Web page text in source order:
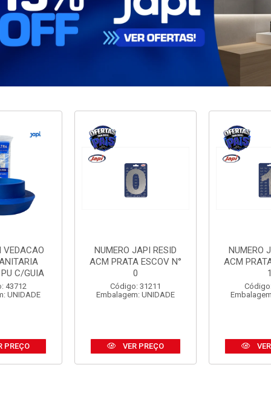
C/GUIA
43712
UNIDADE
PREÇO
NUMERO JAPI RESID
ACM PRATA ESCOV N°
0
Código: 31211
Embalagem: UNIDADE
VER PREÇO
NUMERO
ACM
1